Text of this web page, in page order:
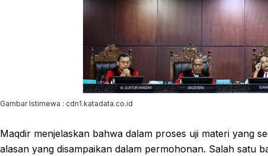
Gambar Istimewa : cdn1.katadata.co.id
Maqdir menjelaskan bahwa dalam proses uji materi yang
alasan yang disampaikan dalam permohonan. Salah satu